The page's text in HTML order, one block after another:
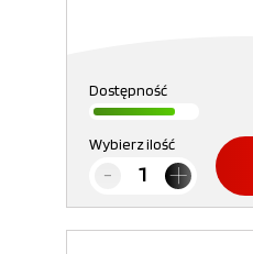
Dostępność
Wybierz ilość